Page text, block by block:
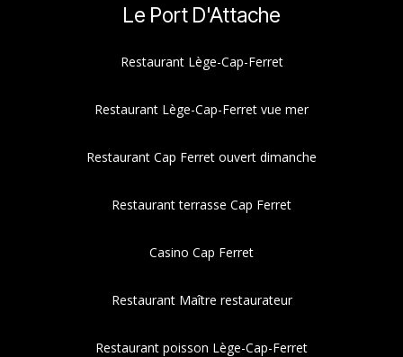
Le Port D'Attache
Restaurant Lège-Cap-Ferret
Restaurant Lège-Cap-Ferret vue mer
Restaurant Cap Ferret ouvert dimanche
Restaurant terrasse Cap Ferret
Casino Cap Ferret
Restaurant Maître restaurateur
Restaurant poisson Lège-Cap-Ferret